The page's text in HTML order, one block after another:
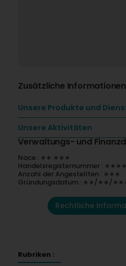
Zusätzliche Informationen
Unsere Produkte und
Unsere Aktivitäten
Verwaltungs- und
Nace : ∗∗.∗∗∗
Handelsregisternummer :
Anzahl der Angestellten : ∗∗∗
Gründungsdatum : ∗∗/∗∗/
Rechtliche
Rubriken :